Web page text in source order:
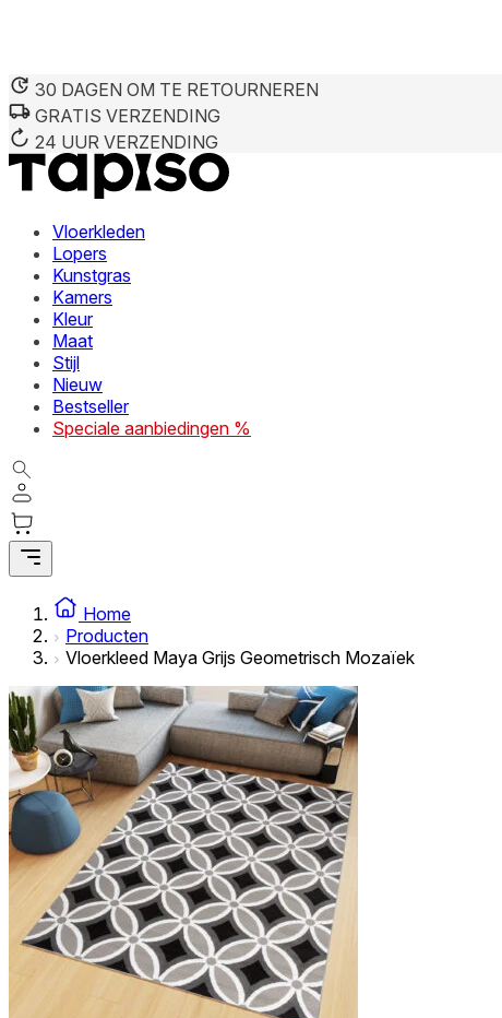
30 DAGEN OM TE RETOURNEREN
GRATIS VERZENDING
24 UUR VERZENDING
Vloerkleden
Lopers
Kunstgras
Kamers
Kleur
Maat
Stijl
Nieuw
Bestseller
Speciale aanbiedingen %
Home
Producten
Vloerkleed Maya Grijs Geometrisch Mozaïek